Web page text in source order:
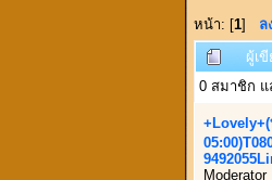
หน้า: [1] ล
ผู้เ
0 สมาชิก แ
Moderator